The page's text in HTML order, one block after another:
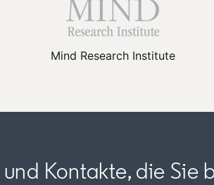
Mind Research Institute
Kontakte, die Sie